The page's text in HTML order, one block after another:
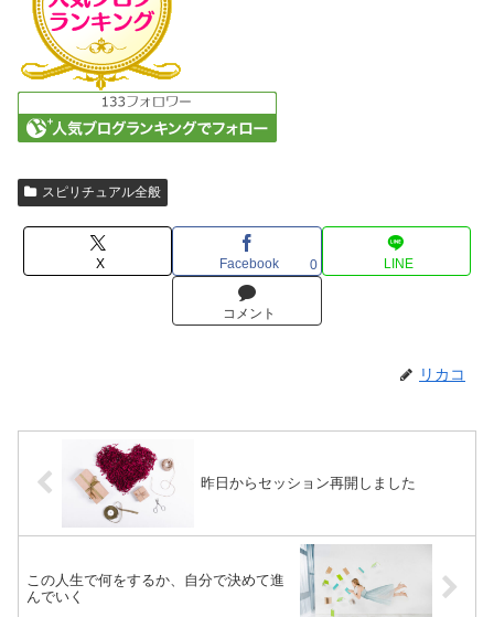
スピリチュアル全般
X Facebook 0 LINE
コメント
リカコ
昨日からセッション再開しました
この人生で何をするか、自分で決めて進
んでいく